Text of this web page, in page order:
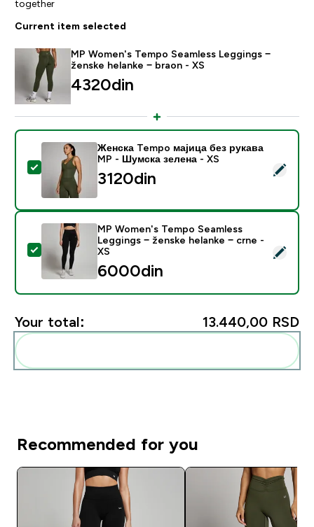
together
Current item selected
MP Women's Tempo Seamless Leggings −
ženske helanke − braon - XS
4320din‎
Select this product - Женска Tempo мајица без
Женска Tempo мајица без рукава
MP - Шумска зелена - XS
3120din‎
Select this product - MP Women's Tempo Seamless
MP Women's Tempo Seamless
Leggings − ženske helanke − crne -
XS
6000din‎
Your total: 13.440,00 RSD‎
Recommended for you